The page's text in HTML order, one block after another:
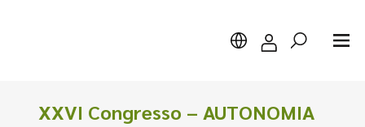
XXVI Congresso – AUTONOMIA